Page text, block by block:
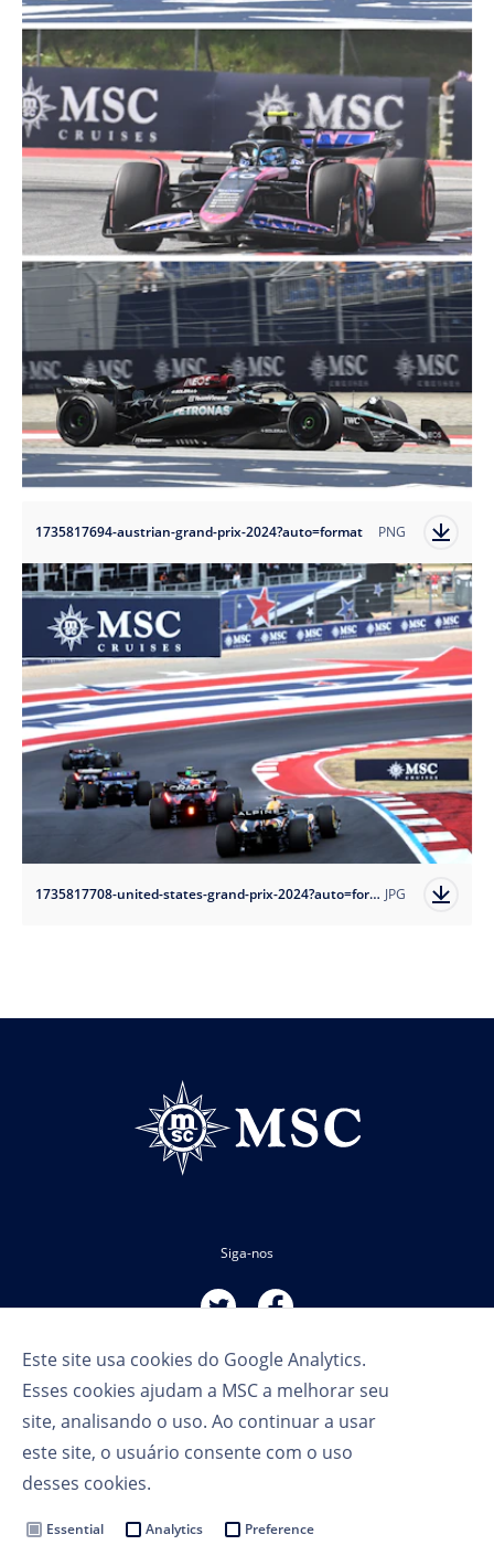
Este site usa cookies do Google Analytics.
Esses cookies ajudam a MSC a melhorar seu
site, analisando o uso. Ao continuar a usar
este site, o usuário consente com o uso
desses cookies.
Essential Analytics Preference
1735817694-austrian-grand-prix-2024?auto=format PNG
1735817708-united-states-grand-prix-2024?auto=format JPG
Siga-nos
Cookie Settings